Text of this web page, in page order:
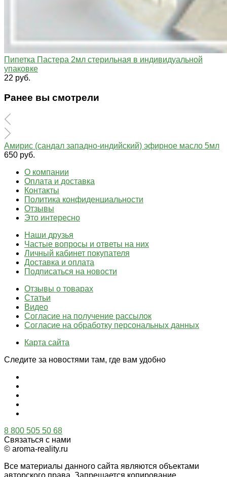
Пипетка Пастера 2мл стерильная в индивидуальной
упаковке
22 руб.
Ранее вы смотрели
Амирис (сандал западно-индийский) эфирное масло 5мл
650 руб.
О компании
Оплата и доставка
Контакты
Политика конфиденциальности
Отзывы
Это интересно
Наши друзья
Частые вопросы и ответы на них
Личный кабинет покупателя
Доставка и оплата
Подписаться на новости
Отзывы о товарах
Статьи
Видео
Согласие на получение рассылок
Согласие на обработку персональных данных
Карта сайта
Следите за новостями там, где вам удобно
8 800 505 50 68
Связаться с нами
© aroma-reality.ru
Все материалы данного сайта являются объектами
авторского права. Запрещается копирование,